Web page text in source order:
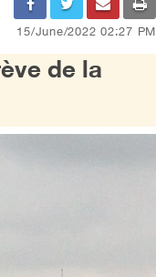
15/June/2022 02:27 PM
de la